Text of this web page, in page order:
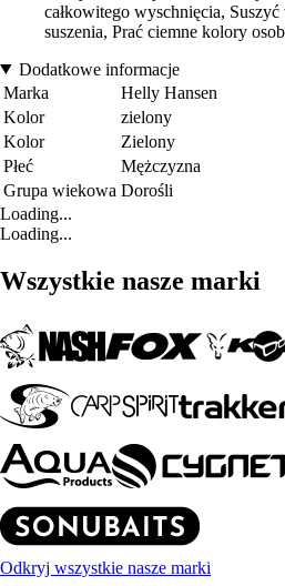
całkowitego wyschnięcia,
suszenia, Prać ciemne kolory
Dodatkowe informacje
Marka
Helly Hansen
Kolor
zielony
Kolor
Zielony
Płeć
Mężczyzna
Grupa wiekowa Dorośli
Loading...
Loading...
Wszystkie nasze marki
Odkryj wszystkie nasze marki